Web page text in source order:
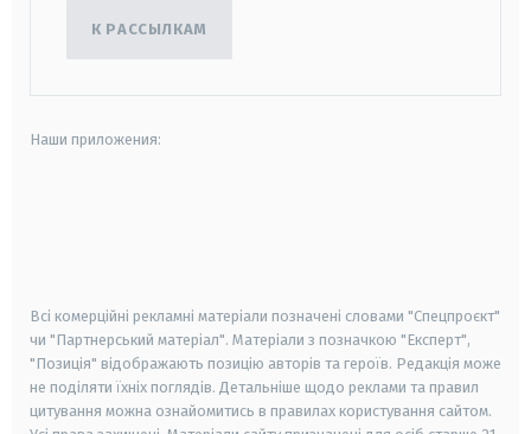
К РАССЫЛКАМ
Наши приложения:
Всі комерційні рекламні матеріали позначені словами "Спецпроєкт"
чи "Партнерський матеріал". Матеріали з позначкою "Експерт",
"Позиція" відображають позицію авторів та героїв. Редакція може
не поділяти їхніх поглядів. Детальніше щодо реклами та правил
цитування можна ознайомитись в правилах користування сайтом.